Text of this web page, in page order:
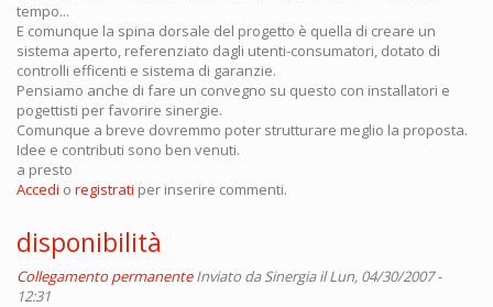
tempo...
E comunque la spina dorsale del progetto è quella di creare un
sistema aperto, referenziato dagli utenti-consumatori, dotato di
controlli efficenti e sistema di garanzie.
Pensiamo anche di fare un convegno su questo con installatori e
pogettisti per favorire sinergie.
Comunque a breve dovremmo poter strutturare meglio la proposta.
Idee e contributi sono ben venuti.
a presto
Accedi o registrati per inserire commenti.
disponibilità
Collegamento permanente Inviato da Sinergiail Lun, 04/30/2007 -
12:31